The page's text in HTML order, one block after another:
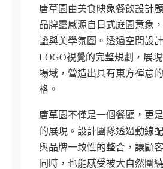
唐草園由美食映象餐飲設計
品牌靈感源自日式庭園意象
謐與美學氛圍。透過空間設
LOGO視覺的完整規劃，展
場域，營造出具有東方禪意
格。
唐草園不僅是一個餐廳，更
的展現。設計團隊透過動線
與品牌一致性的整合，讓顧
同時，也能感受被大自然圍